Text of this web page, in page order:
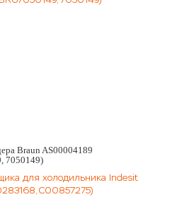
Braun AS00004189
7050149)